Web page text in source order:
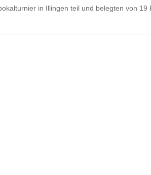
in Illingen teil und belegten von 19